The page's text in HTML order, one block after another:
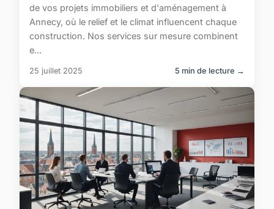
de vos projets immobiliers et d'aménagement à
Annecy, où le relief et le climat influencent chaque
construction. Nos services sur mesure combinent
e...
25 juillet 2025 5 min de lecture →